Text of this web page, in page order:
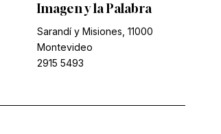
Imagen y la Palabra
Sarandí y Misiones, 11000
Montevideo
2915 5493